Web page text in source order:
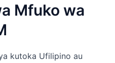
Mfuko wa
kutoka Ufilipino au